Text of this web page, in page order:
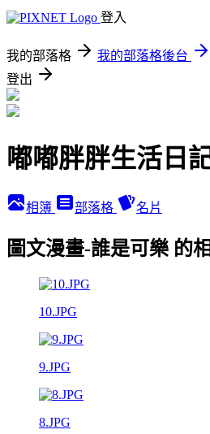
登入
我的部落格 我的部落格後台
登出
嘟嘟胖胖生活日
相簿 部落格 名片
圖文漫畫-誰是可樂 的
10.JPG
9.JPG
8.JPG